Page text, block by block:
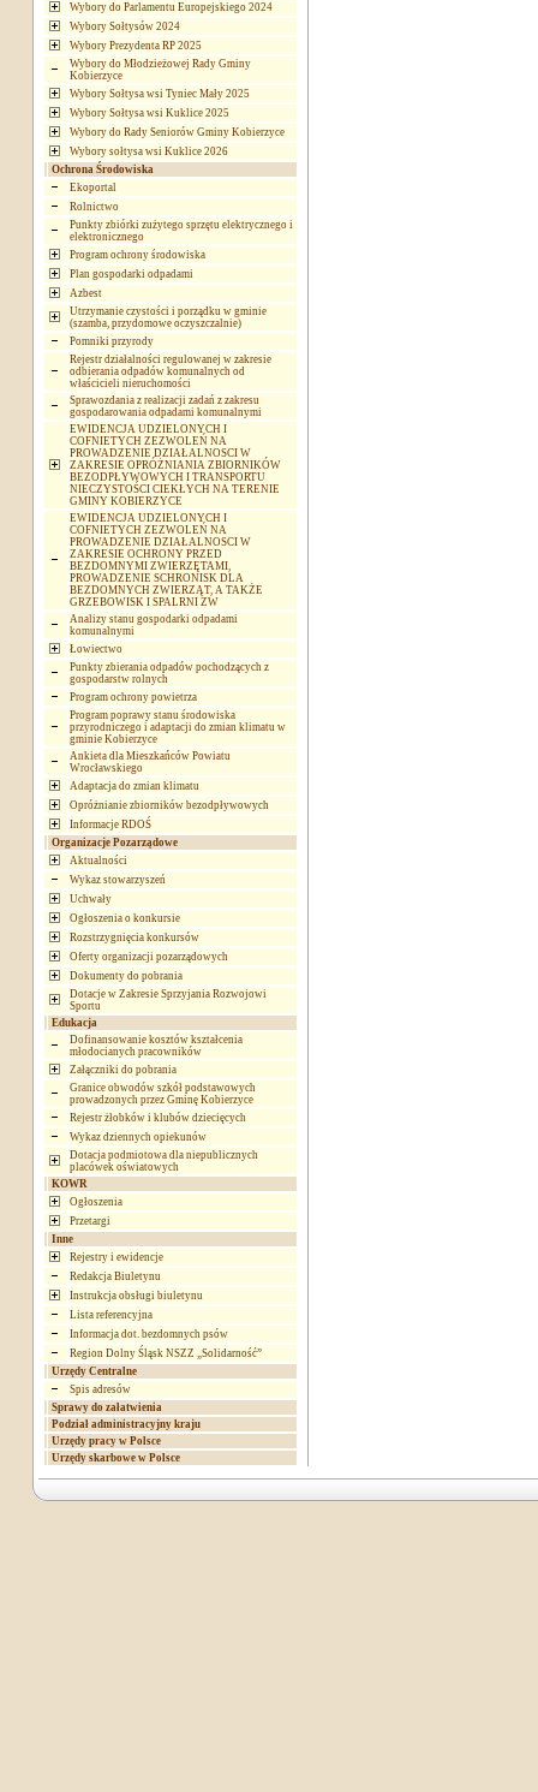
Wybory do Parlamentu Europejskiego 2024
Wybory Sołtysów 2024
Wybory Prezydenta RP 2025
Wybory do Młodzieżowej Rady Gminy
Kobierzyce
Wybory Sołtysa wsi Tyniec Mały 2025
Wybory Sołtysa wsi Kuklice 2025
Wybory do Rady Seniorów Gminy Kobierzyce
Wybory sołtysa wsi Kuklice 2026
Ochrona Środowiska
Ekoportal
Rolnictwo
Punkty zbiórki zużytego sprzętu elektrycznego i
elektronicznego
Program ochrony środowiska
Plan gospodarki odpadami
Azbest
Utrzymanie czystości i porządku w gminie
(szamba, przydomowe oczyszczalnie)
Pomniki przyrody
Rejestr działalności regulowanej w zakresie
odbierania odpadów komunalnych od
właścicieli nieruchomości
Sprawozdania z realizacji zadań z zakresu
gospodarowania odpadami komunalnymi
EWIDENCJA UDZIELONYCH I
COFNIETYCH ZEZWOLEŃ NA
PROWADZENIE DZIAŁALNOSCI W
ZAKRESIE OPRÓŻNIANIA ZBIORNIKÓW
BEZODPŁYWOWYCH I TRANSPORTU
NIECZYSTOŚCI CIEKŁYCH NA TERENIE
GMINY KOBIERZYCE
EWIDENCJA UDZIELONYCH I
COFNIETYCH ZEZWOLEŃ NA
PROWADZENIE DZIAŁALNOSCI W
ZAKRESIE OCHRONY PRZED
BEZDOMNYMI ZWIERZĘTAMI,
PROWADZENIE SCHRONISK DLA
BEZDOMNYCH ZWIERZĄT, A TAKŻE
GRZEBOWISK I SPALRNI ZW
Analizy stanu gospodarki odpadami
komunalnymi
Łowiectwo
Punkty zbierania odpadów pochodzących z
gospodarstw rolnych
Program ochrony powietrza
Program poprawy stanu środowiska
przyrodniczego i adaptacji do zmian klimatu w
gminie Kobierzyce
Ankieta dla Mieszkańców Powiatu
Wrocławskiego
Adaptacja do zmian klimatu
Opróżnianie zbiorników bezodpływowych
Informacje RDOŚ
Organizacje Pozarządowe
Aktualności
Wykaz stowarzyszeń
Uchwały
Ogłoszenia o konkursie
Rozstrzygnięcia konkursów
Oferty organizacji pozarządowych
Dokumenty do pobrania
Dotacje w Zakresie Sprzyjania Rozwojowi
Sportu
Edukacja
Dofinansowanie kosztów kształcenia
młodocianych pracowników
Załączniki do pobrania
Granice obwodów szkół podstawowych
prowadzonych przez Gminę Kobierzyce
Rejestr żłobków i klubów dziecięcych
Wykaz dziennych opiekunów
Dotacja podmiotowa dla niepublicznych
placówek oświatowych
KOWR
Ogłoszenia
Przetargi
Inne
Rejestry i ewidencje
Redakcja Biuletynu
Instrukcja obsługi biuletynu
Lista referencyjna
Informacja dot. bezdomnych psów
Region Dolny Śląsk NSZZ „Solidarność”
Urzędy Centralne
Spis adresów
Sprawy do załatwienia
Podział administracyjny kraju
Urzędy pracy w Polsce
Urzędy skarbowe w Polsce